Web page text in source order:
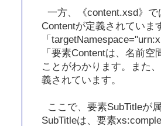
一方、《content.xsd》
Contentが定義されていま
「
「要素Contentは、名前
ことがわかります。また
義されています。
ここで、要素SubTitleが
SubTitleは、要素